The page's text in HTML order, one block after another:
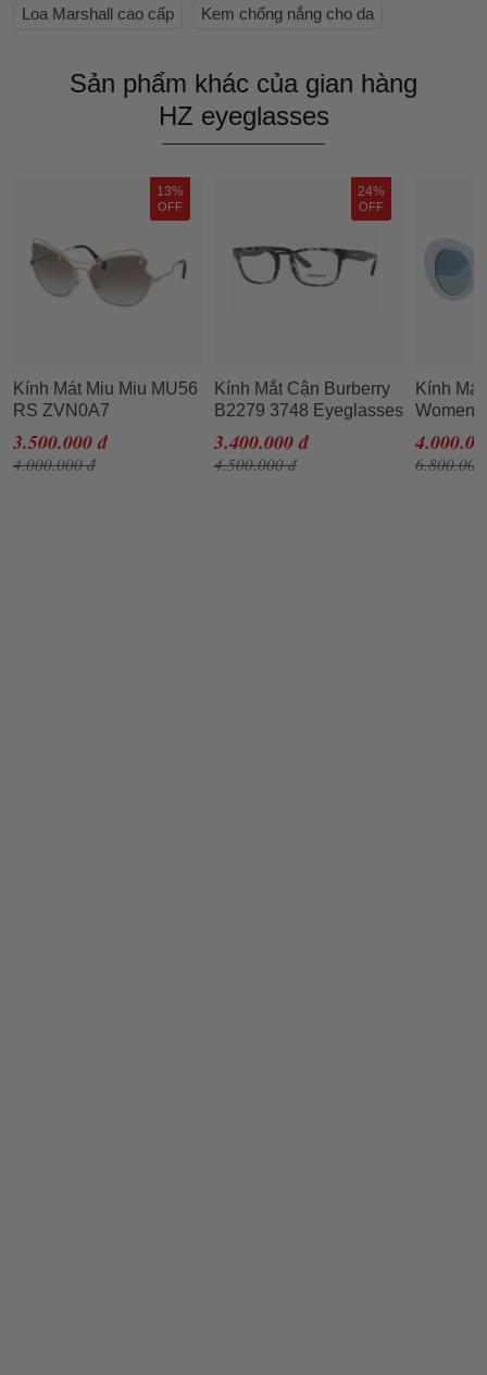
Loa Marshall cao cấp Kem chống nắng cho da
Sản phẩm khác của gian hàng
HZ eyeglasses
13%
OFF
Kính Mát Miu Miu MU56
RS ZVN0A7
Sunglasses Pale
3.500.000 đ
4.000.000 đ
24%
OFF
Kính Mắt Cận Burberry
B2279 3748 Eyeglasses
Men
3.400.000 đ
4.500.000 đ
Kính
Women's
402880